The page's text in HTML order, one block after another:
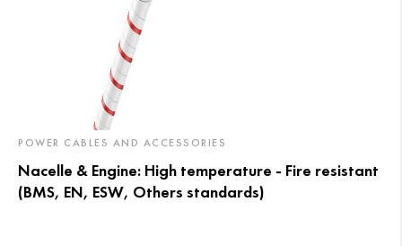
POWER CABLES AND ACCESSORIES
Nacelle & Engine: High temperature - Fire resistant
(BMS, EN, ESW, Others standards)